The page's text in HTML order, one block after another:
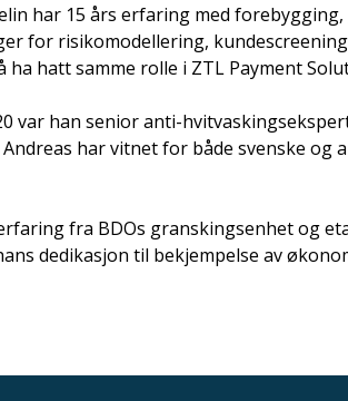
har 15 års erfaring med
for risikomodellering,
ha hatt samme rolle i ZTL Payment
var han senior anti-
har vitnet for både svenske og
fra BDOs granskingsenhet og
dedikasjon til bekjempelse av